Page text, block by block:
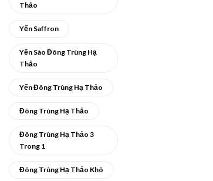
Thảo
Yến Saffron
Yến Sào Đông Trùng Hạ
Thảo
Yến Đông Trùng Hạ Thảo
Đông Trùng Hạ Thảo
Đông Trùng Hạ Thảo 3
Trong 1
Đông Trùng Hạ Thảo Khô